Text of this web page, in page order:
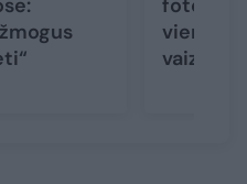
vienas
vaizdų